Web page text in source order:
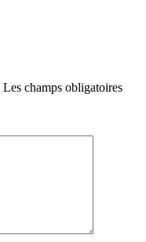
Les champs obligatoires